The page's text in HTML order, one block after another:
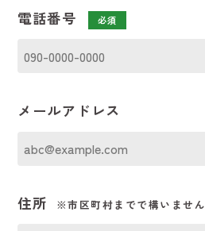
電話番号 必須
メールアドレス
住所 ※市区町村までで構いません